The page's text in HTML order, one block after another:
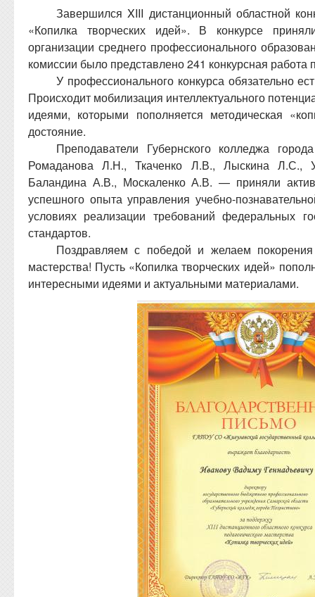
Завершился XIII дистанционный областной
«Копилка творческих идей». В конкурсе
организации среднего профессионального
комиссии было представлено 241 конкурсная
У профессионального конкурса обязательно
Происходит мобилизация интеллектуального
идеями, которыми пополняется методическая
достояние.
Преподаватели Губернского колледжа
Ромаданова Л.Н., Ткаченко Л.В., Лыскина Л.С.,
Баландина А.В., Москаленко А.В. — приняли
успешного опыта управления учебно-
условиях реализации требований федеральных
стандартов.
Поздравляем с победой и желаем
мастерства! Пусть «Копилка творческих идей»
интересными идеями и актуальными материалами.